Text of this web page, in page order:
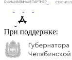
При поддержке: